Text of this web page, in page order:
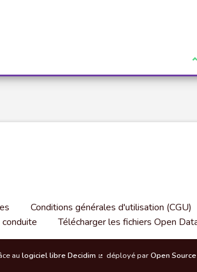
Conditions générales d'utilisation (CGU)
Télécharger les fichiers Open
aulogiciel libre Decidim
(Lien externe)
déployé parOpen